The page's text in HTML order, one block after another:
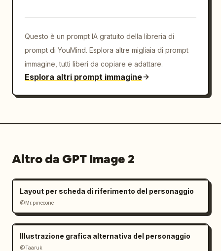
Questo è un prompt IA gratuito della libreria di
prompt di YouMind. Esplora altre migliaia di prompt
immagine, tutti liberi da copiare e adattare.
Esplora altri prompt immagine
Altro da GPT Image 2
Layout per scheda di riferimento del personaggio
@Mr.pinecone
Illustrazione grafica alternativa del personaggio
@Taaruk